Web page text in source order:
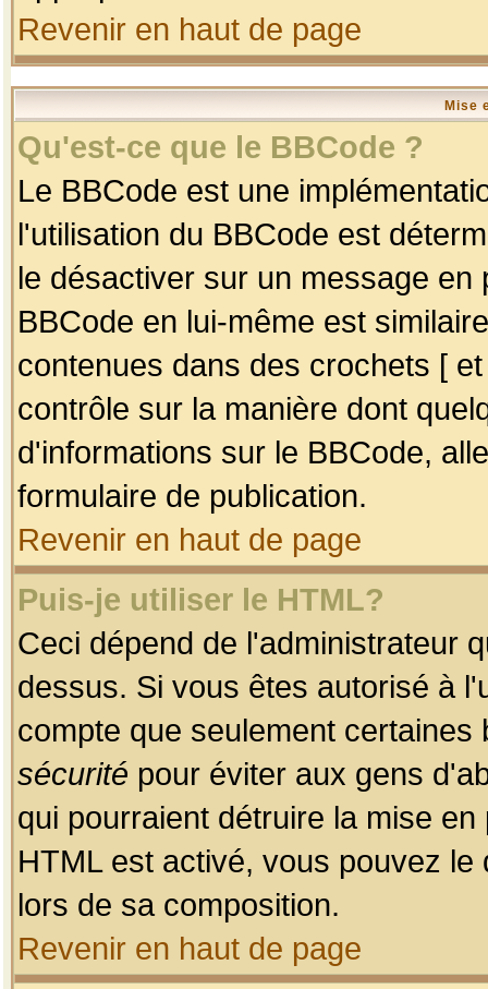
Revenir en haut de page
Mise
Qu'est-ce que le BBCode ?
Le BBCode est une
l'utilisation du BBCode est
le désactiver sur un message
BBCode en lui-même est
contenues dans des crochets [
contrôle sur la manière dont
d'informations sur le BBCode,
formulaire de publication.
Revenir en haut de page
Puis-je utiliser le HTML?
Ceci dépend de l'administrateur
dessus. Si vous êtes autorisé à
compte que seulement
sécurité pour éviter aux gens
qui pourraient détruire la mise
HTML est activé, vous pouvez
lors de sa composition.
Revenir en haut de page